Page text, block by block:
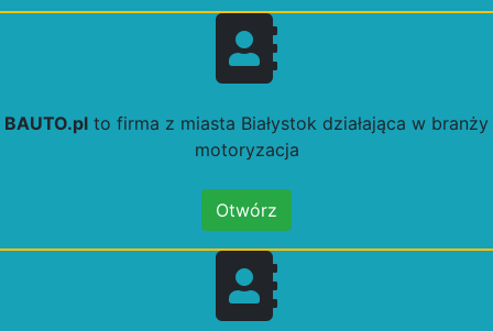
BAUTO.pl to firma z miasta Białystok działająca w branży
motoryzacja
Otwórz